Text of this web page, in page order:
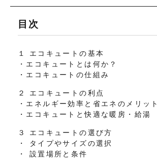
目次
１ エコキュートの基本
・エコキュートとは何か？
・エコキュートの仕組み
２ エコキュートの利点
・エネルギー効率と省エネのメリット
・エコキュートと快適な暖房・給湯
３ エコキュートの選び方
・ タイプやサイズの選択
・ 設置場所と条件